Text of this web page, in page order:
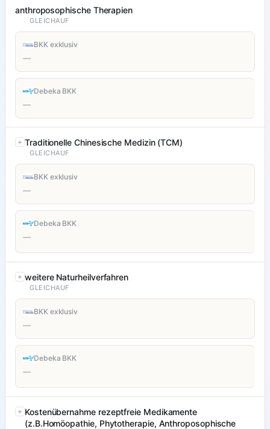
anthroposophische Therapien
GLEICHAUF
BKK exklusiv
—
Debeka BKK
—
Traditionelle Chinesische Medizin (TCM)
GLEICHAUF
BKK exklusiv
—
Debeka BKK
—
weitere Naturheilverfahren
GLEICHAUF
BKK exklusiv
—
Debeka BKK
—
Kostenübernahme rezeptfreie Medikamente
(z.B.Homöopathie, Phytotherapie, Anthroposophische